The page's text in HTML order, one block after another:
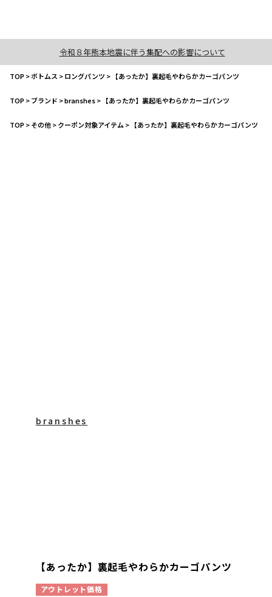
令和８年熊本地震に伴う集配への影響について
TOP>ボトムス >ロングパンツ > 【あったか】裏起毛やわらかカーゴパンツ
TOP>ブランド >branshes> 【あったか】裏起毛やわらかカーゴパンツ
TOP>その他>クーポン対象アイテム > 【あったか】裏起毛やわらかカーゴパンツ
branshes
【あったか】裏起毛やわらかカーゴパンツ
アウトレット価格